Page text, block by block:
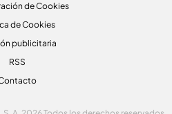
de Cookies
de Cookies
publicitaria
RSS